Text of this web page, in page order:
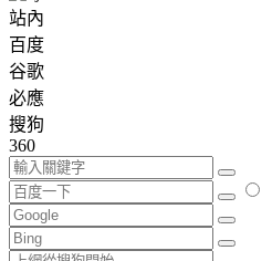
站內
百度
谷歌
必應
搜狗
360